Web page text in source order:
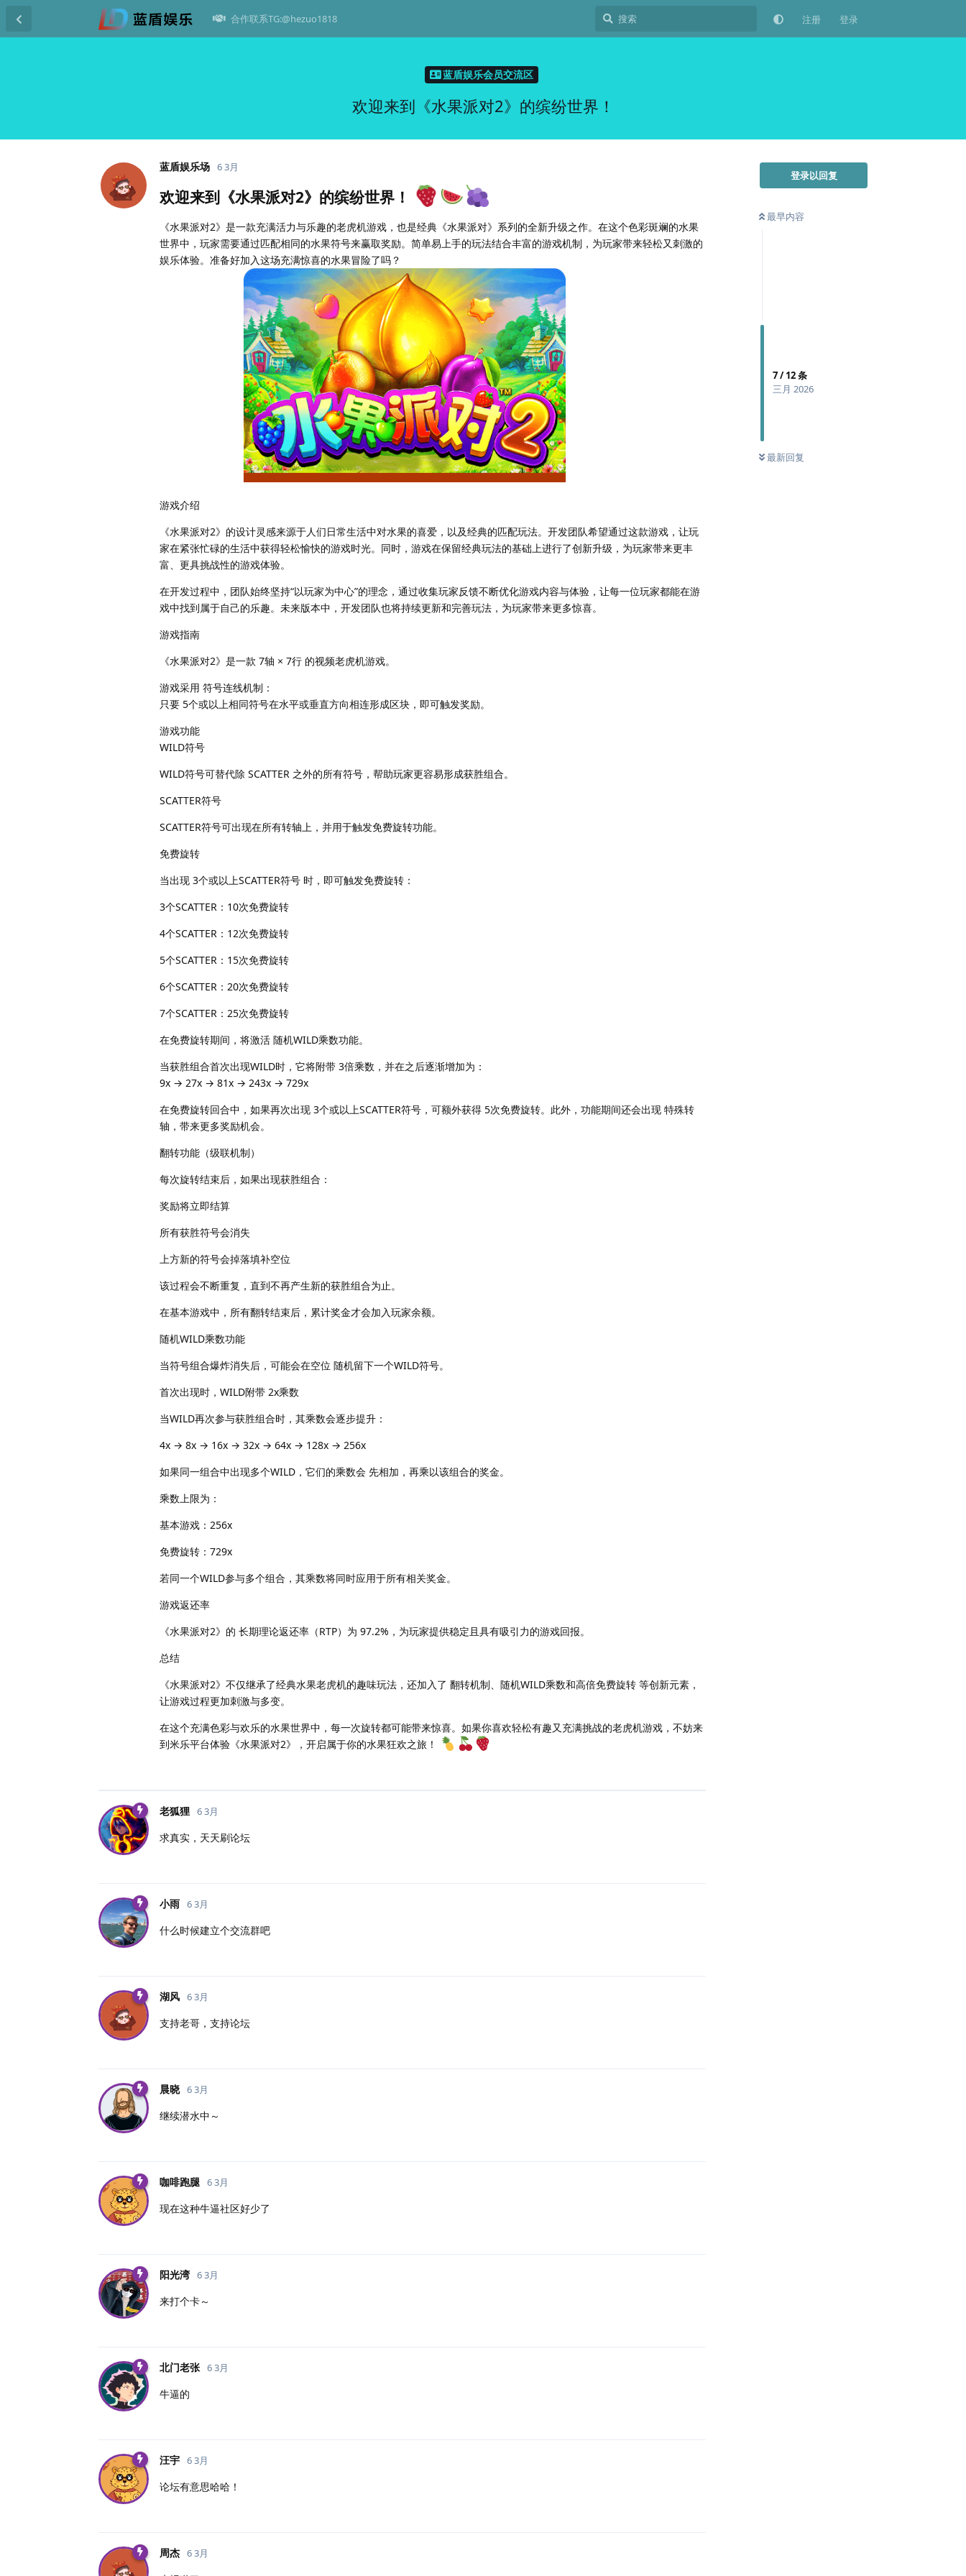
合作联系TG:@hezuo1818 注册 登录
蓝盾娱乐会员交流区
欢迎来到《水果派对2》的缤纷世界！
登录以回复
最早内容
7/12条
三月 2026
最新回复
蓝盾娱乐场 6 3月
欢迎来到《水果派对2》的缤纷世界！
《水果派对2》是一款充满活力与乐趣的老虎机游戏，也是经典《水果派对》系列的全新升级之作。在这个色彩斑斓的水果
世界中，玩家需要通过匹配相同的水果符号来赢取奖励。简单易上手的玩法结合丰富的游戏机制，为玩家带来轻松又刺激的
娱乐体验。准备好加入这场充满惊喜的水果冒险了吗？
游戏介绍
《水果派对2》的设计灵感来源于人们日常生活中对水果的喜爱，以及经典的匹配玩法。开发团队希望通过这款游戏，让玩
家在紧张忙碌的生活中获得轻松愉快的游戏时光。同时，游戏在保留经典玩法的基础上进行了创新升级，为玩家带来更丰
富、更具挑战性的游戏体验。
在开发过程中，团队始终坚持“以玩家为中心”的理念，通过收集玩家反馈不断优化游戏内容与体验，让每一位玩家都能在游
戏中找到属于自己的乐趣。未来版本中，开发团队也将持续更新和完善玩法，为玩家带来更多惊喜。
游戏指南
《水果派对2》是一款 7轴 × 7行 的视频老虎机游戏。
游戏采用 符号连线机制：
只要 5个或以上相同符号在水平或垂直方向相连形成区块，即可触发奖励。
游戏功能
WILD符号
WILD符号可替代除 SCATTER 之外的所有符号，帮助玩家更容易形成获胜组合。
SCATTER符号
SCATTER符号可出现在所有转轴上，并用于触发免费旋转功能。
免费旋转
当出现 3个或以上SCATTER符号 时，即可触发免费旋转：
3个SCATTER：10次免费旋转
4个SCATTER：12次免费旋转
5个SCATTER：15次免费旋转
6个SCATTER：20次免费旋转
7个SCATTER：25次免费旋转
在免费旋转期间，将激活 随机WILD乘数功能。
当获胜组合首次出现WILD时，它将附带 3倍乘数，并在之后逐渐增加为：
9x → 27x → 81x → 243x → 729x
在免费旋转回合中，如果再次出现 3个或以上SCATTER符号，可额外获得 5次免费旋转。此外，功能期间还会出现 特殊转
轴，带来更多奖励机会。
翻转功能（级联机制）
每次旋转结束后，如果出现获胜组合：
奖励将立即结算
所有获胜符号会消失
上方新的符号会掉落填补空位
该过程会不断重复，直到不再产生新的获胜组合为止。
在基本游戏中，所有翻转结束后，累计奖金才会加入玩家余额。
随机WILD乘数功能
当符号组合爆炸消失后，可能会在空位 随机留下一个WILD符号。
首次出现时，WILD附带 2x乘数
当WILD再次参与获胜组合时，其乘数会逐步提升：
4x → 8x → 16x → 32x → 64x → 128x → 256x
如果同一组合中出现多个WILD，它们的乘数会 先相加，再乘以该组合的奖金。
乘数上限为：
基本游戏：256x
免费旋转：729x
若同一个WILD参与多个组合，其乘数将同时应用于所有相关奖金。
游戏返还率
《水果派对2》的 长期理论返还率（RTP）为 97.2%，为玩家提供稳定且具有吸引力的游戏回报。
总结
《水果派对2》不仅继承了经典水果老虎机的趣味玩法，还加入了 翻转机制、随机WILD乘数和高倍免费旋转 等创新元素，
让游戏过程更加刺激与多变。
在这个充满色彩与欢乐的水果世界中，每一次旋转都可能带来惊喜。如果你喜欢轻松有趣又充满挑战的老虎机游戏，不妨来
到米乐平台体验《水果派对2》，开启属于你的水果狂欢之旅！
老狐狸 6 3月
求真实，天天刷论坛
小雨 6 3月
什么时候建立个交流群吧
湖风 6 3月
支持老哥，支持论坛
晨晓 6 3月
继续潜水中～
咖啡跑腿 6 3月
现在这种牛逼社区好少了
阳光湾 6 3月
来打个卡～
北门老张 6 3月
牛逼的
汪宇 6 3月
论坛有意思哈哈！
周杰 6 3月